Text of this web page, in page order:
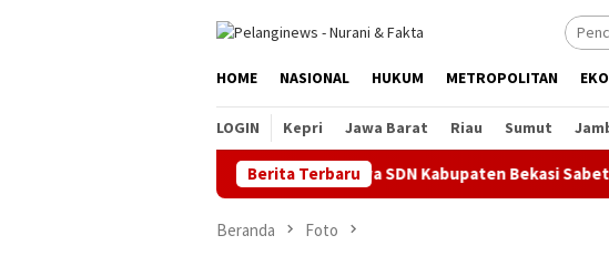
HOME NASIONAL HUKUM METROPOLITAN
LOGIN Kepri Jawa Barat Riau Sumut
Berita Terbaru
Siswa SDN Kabupaten Bekasi Sabet
Beranda Foto